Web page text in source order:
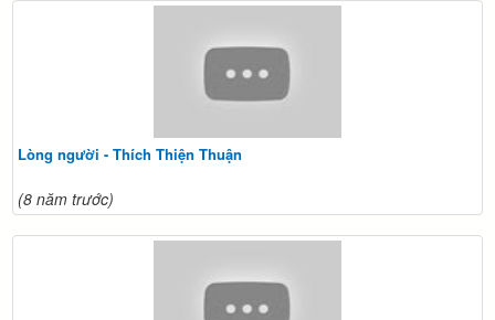
Lòng người - Thích Thiện Thuận
(8 năm trước)